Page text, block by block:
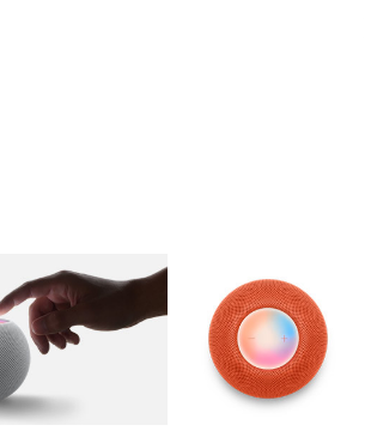
图库 图像 图库 图像